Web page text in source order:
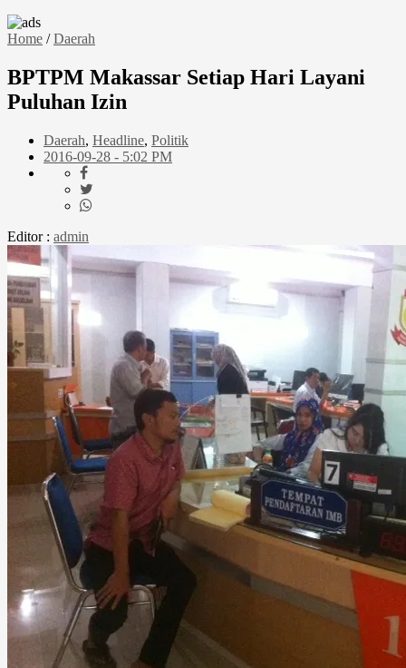
Home /Daerah
BPTPM Makassar Setiap Hari Layani
Puluhan Izin
Daerah, Headline, Politik
2016-09-28 - 5:02 PM
Editor : admin